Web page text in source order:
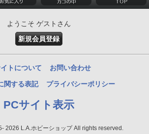
ようこそ ゲストさん
新規会員登録
トについて お問い合わせ
関する表記 プライバシーポリシー
PCサイト表示
2026 L.A.ホビーショップ All rights reserved.